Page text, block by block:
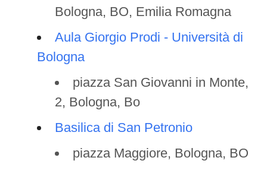
Bologna, BO, Emilia Romagna
Aula Giorgio Prodi - Università di
Bologna
piazza San Giovanni in Monte,
2, Bologna, Bo
Basilica di San Petronio
piazza Maggiore, Bologna, BO